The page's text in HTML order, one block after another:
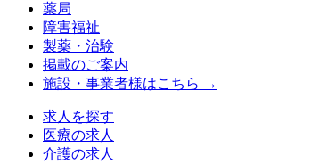
薬局
障害福祉
製薬・治験
掲載のご案内
施設・事業者様はこちら →
求人を探す
医療の求人
介護の求人